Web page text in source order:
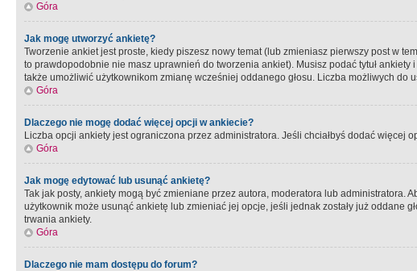
Góra
Jak mogę utworzyć ankietę?
Tworzenie ankiet jest proste, kiedy piszesz nowy temat (lub zmieniasz pierwszy post w
to prawdopodobnie nie masz uprawnień do tworzenia ankiet). Musisz podać tytuł
także umożliwić użytkownikom zmianę wcześniej oddanego głosu. Liczba możliwych do
Góra
Dlaczego nie mogę dodać więcej opcji w ankiecie?
Liczba opcji ankiety jest ograniczona przez administratora. Jeśli chciałbyś dodać więcej
Góra
Jak mogę edytować lub usunąć ankietę?
Tak jak posty, ankiety mogą być zmieniane przez autora, moderatora lub administratora.
użytkownik może usunąć ankietę lub zmieniać jej opcje, jeśli jednak zostały już oddane
trwania ankiety.
Góra
Dlaczego nie mam dostępu do forum?